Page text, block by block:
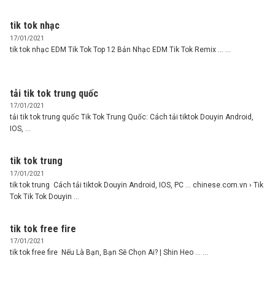
tik tok nhạc
17/01/2021
tik tok nhạc EDM Tik Tok Top 12 Bản Nhạc EDM Tik Tok Remix … ...
tải tik tok trung quốc
17/01/2021
tải tik tok trung quốc Tik Tok Trung Quốc: Cách tải tiktok Douyin Android,
IOS, ...
tik tok trung
17/01/2021
tik tok trung Cách tải tiktok Douyin Android, IOS, PC … chinese.com.vn › Tik
Tok Tik Tok Douyin ...
tik tok free fire
17/01/2021
tik tok free fire Nếu Là Bạn, Bạn Sẽ Chọn Ai? | Shin Heo … ...